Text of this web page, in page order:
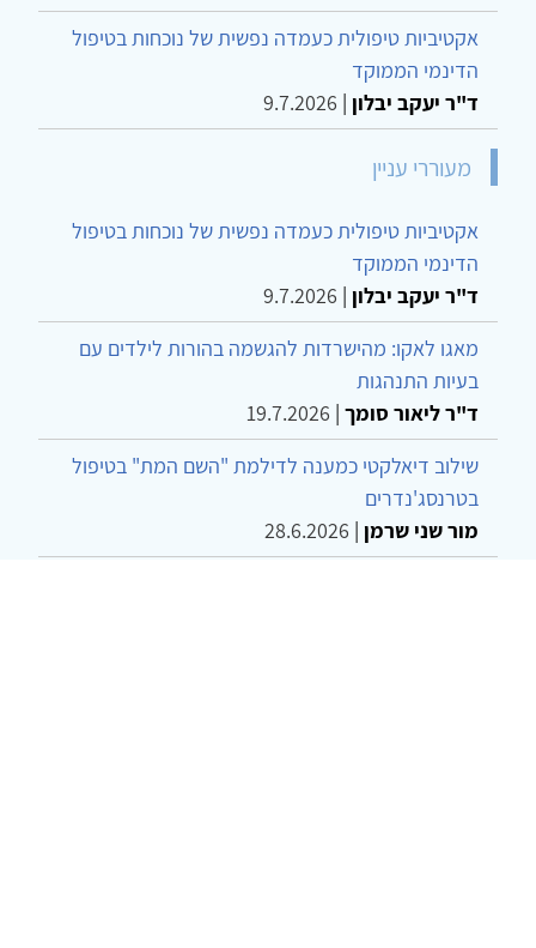
אקטיביות טיפולית כעמדה נפשית של נוכחות בטיפול
הדינמי הממוקד
ד"ר יעקב יבלון |
9.7.2026
מעוררי עניין
אקטיביות טיפולית כעמדה נפשית של נוכחות בטיפול
הדינמי הממוקד
ד"ר יעקב יבלון |
9.7.2026
מאגו לאקו: מהישרדות להגשמה בהורות לילדים עם
בעיות התנהגות
ד"ר ליאור סומך |
19.7.2026
שילוב דיאלקטי כמענה לדילמת "השם המת" בטיפול
בטרנסג'נדרים
מור שני שרמן |
28.6.2026